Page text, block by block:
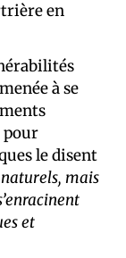
en
à se
pour
le disent
mais
et